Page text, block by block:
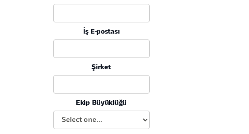
İş E-postası
Şirket
Ekip Büyüklüğü